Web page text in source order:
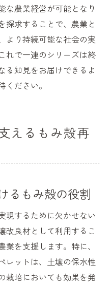
な農業経営が可能となり
探求することで、農業と
より持続可能な社会の実
れで一連のシリーズは終
る知見をお届けできるよ
ださい。
えるもみ殻再
るもみ殻の役割
現するために欠かせない
改良材として利用するこ
を支援します。特に、
レットは、土壌の保水性
栽培においても効果を発